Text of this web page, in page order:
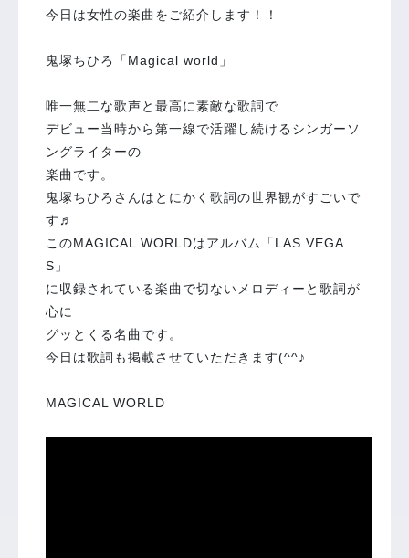
今日は女性の楽曲をご紹介します！！
鬼塚ちひろ「Magical world」
唯一無二な歌声と最高に素敵な歌詞で
デビュー当時から第一線で活躍し続けるシンガーソ
ングライターの
楽曲です。
鬼塚ちひろさんはとにかく歌詞の世界観がすごいで
す♬
このMAGICAL WORLDはアルバム「LAS VEGA
S」
に収録されている楽曲で切ないメロディーと歌詞が
心に
グッとくる名曲です。
今日は歌詞も掲載させていただきます(^^♪
MAGICAL WORLD